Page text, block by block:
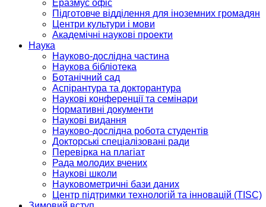
Еразмус офіс
Підготовче відділення для іноземних громадян
Центри культури і мови
Академічні наукові проекти
Наука
Науково-дослідна частина
Наукова бібліотека
Ботанічний сад
Аспірантура та докторантура
Наукові конференції та семінари
Нормативні документи
Наукові видання
Науково-дослідна робота студентів
Докторські спеціалізовані ради
Перевірка на плагіат
Рада молодих вчених
Наукові школи
Науковометричні бази даних
Центр підтримки технологій та інновацій (TISC)